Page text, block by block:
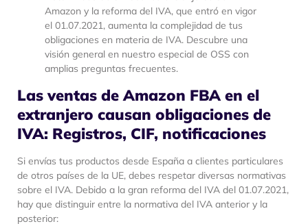
Amazon y la reforma del IVA, que entró en vigor
el 01.07.2021, aumenta la complejidad de tus
obligaciones en materia de IVA. Descubre una
visión general en nuestro especial de OSS con
amplias preguntas frecuentes.
Las ventas de Amazon FBA en el
extranjero causan obligaciones de
IVA: Registros, CIF, notificaciones
Si envías tus productos desde España a clientes particulares
de otros países de la UE, debes respetar diversas normativas
sobre el IVA. Debido a la gran reforma del IVA del 01.07.2021,
hay que distinguir entre la normativa del IVA anterior y la
posterior: